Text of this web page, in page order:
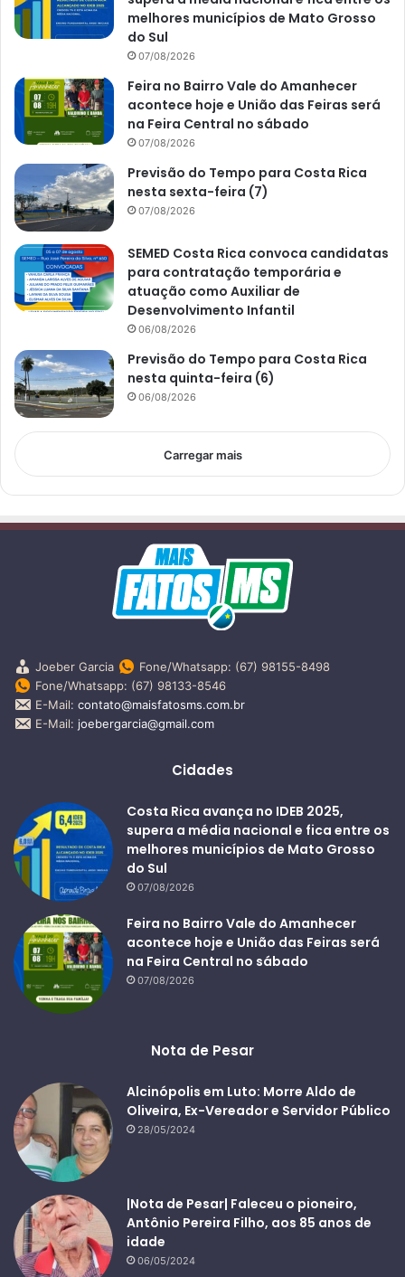
melhores municípios de Mato Grosso
do Sul
07/08/2026
Feira no Bairro Vale do Amanhecer
acontece hoje e União das Feiras será
na Feira Central no sábado
07/08/2026
Previsão do Tempo para Costa Rica
nesta sexta-feira (7)
07/08/2026
SEMED Costa Rica convoca candidatas
para contratação temporária e
atuação como Auxiliar de
Desenvolvimento Infantil
06/08/2026
Previsão do Tempo para Costa Rica
nesta quinta-feira (6)
06/08/2026
Carregar mais
Joeber Garcia
Fone/Whatsapp: (67) 98155-8498
Fone/Whatsapp: (67) 98133-8546
E-Mail: contato@maisfatosms.com.br
E-Mail: joebergarcia@gmail.com
Cidades
Costa Rica avança no IDEB 2025,
supera a média nacional e fica entre os
melhores municípios de Mato Grosso
do Sul
07/08/2026
Feira no Bairro Vale do Amanhecer
acontece hoje e União das Feiras será
na Feira Central no sábado
07/08/2026
Nota de Pesar
Alcinópolis em Luto: Morre Aldo de
Oliveira, Ex-Vereador e Servidor Público
28/05/2024
|Nota de Pesar| Faleceu o pioneiro,
Antônio Pereira Filho, aos 85 anos de
idade
06/05/2024